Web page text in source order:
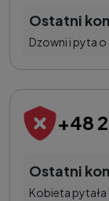
Ostatni
Dzowni i pyta o
+48
Ostatni
Kobieta pytała